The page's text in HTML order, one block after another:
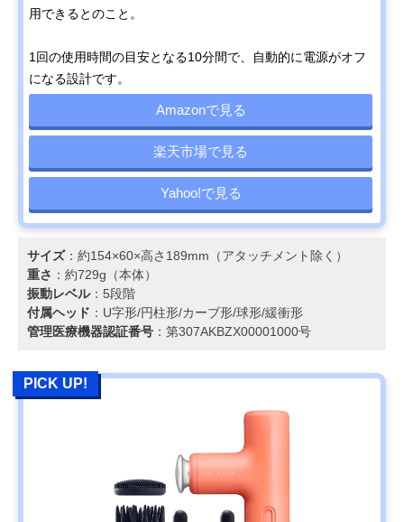
用できるとのこと。
1回の使用時間の目安となる10分間で、自動的に電源がオフ
になる設計です。
Amazonで見る
楽天市場で見る
Yahoo!で見る
サイズ：約154×60×高さ189mm（アタッチメント除く）
重さ ：約729g（本体）
振動レベル：5段階
付属ヘッド ：U字形/円柱形/カーブ形/球形/緩衝形
管理医療機器認証番号 ：第307AKBZX00001000号
PICK UP!